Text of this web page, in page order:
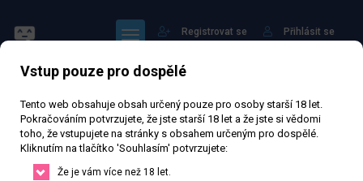
Přihlásit se
Registrovat se
Sugar
Vstup pouze pro dospělé
Tento web obsahuje obsah určený pouze pro osoby starší 18 let.
Pokračováním potvrzujete, že jste starší 18 let a že jste si vědomi
toho, že vstupujete na stránky s obsahem určeným pro dospělé.
Kliknutím na tlačítko 'Souhlasím' potvrzujete:
Že je vám více než 18 let.